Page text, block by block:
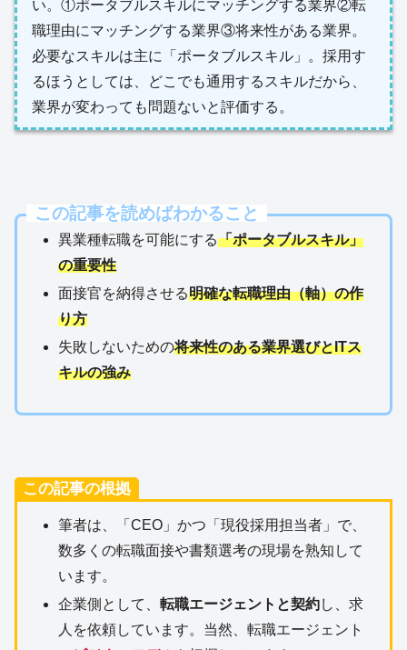
い。①ポータブルスキルにマッチングする業界②転
職理由にマッチングする業界③将来性がある業界。
必要なスキルは主に「ポータブルスキル」。採用す
るほうとしては、どこでも通用するスキルだから、
業界が変わっても問題ないと評価する。
この記事を読めばわかること
異業種転職を可能にする「ポータブルスキル」
の重要性
面接官を納得させる明確な転職理由（軸）の作
り方
失敗しないための将来性のある業界選びとITス
キルの強み
この記事の根拠
筆者は、「CEO」かつ「現役採用担当者」で、
数多くの転職面接や書類選考の現場を熟知して
います。
企業側として、転職エージェントと契約し、求
人を依頼しています。当然、転職エージェント